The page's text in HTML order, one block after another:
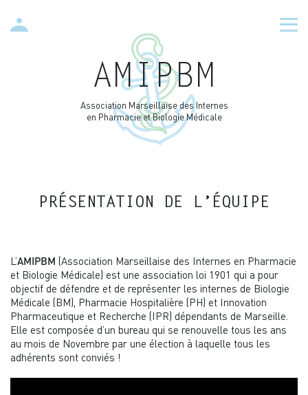
AMIPBM
Association Marseillaise des Internes
en Pharmacie et Biologie Médicale
PRÉSENTATION DE L’ÉQUIPE
L’AMIPBM (Association Marseillaise des Internes en Pharmacie
et Biologie Médicale) est une association loi 1901 qui a pour
objectif de défendre et de représenter les internes de Biologie
Médicale (BM), Pharmacie Hospitalière (PH) et Innovation
Pharmaceutique et Recherche (IPR) dépendants de Marseille.
Elle est composée d’un bureau qui se renouvelle tous les ans
au mois de Novembre par une élection à laquelle tous les
adhérents sont conviés !